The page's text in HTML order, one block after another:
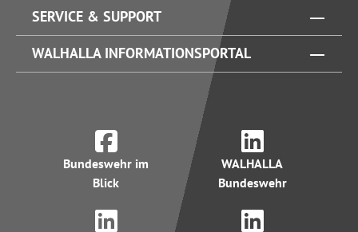
SERVICE & SUPPORT
WALHALLA INFORMATIONSPORTAL
Bundeswehr im
Blick
WALHALLA
Bundeswehr